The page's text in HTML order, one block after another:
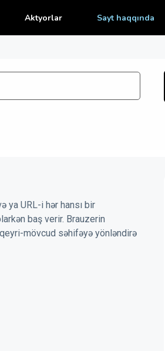
Aktyorlar Sayt haqqında
ya URL-i hər hansı bir
baş verir. Brauzerin
mövcud səhifəyə yönləndirə